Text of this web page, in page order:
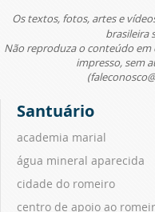
Os textos, fotos, artes e
brasileira
Não reproduza o conteúdo
impresso, sem
Santuário
academia marial
água mineral aparecida
cidade do romeiro
centro de apoio ao